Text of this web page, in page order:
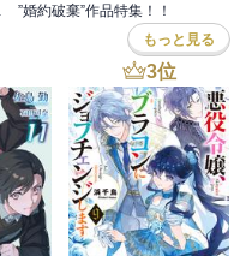
”婚約破棄”作品特集！！
もっと見る
3位